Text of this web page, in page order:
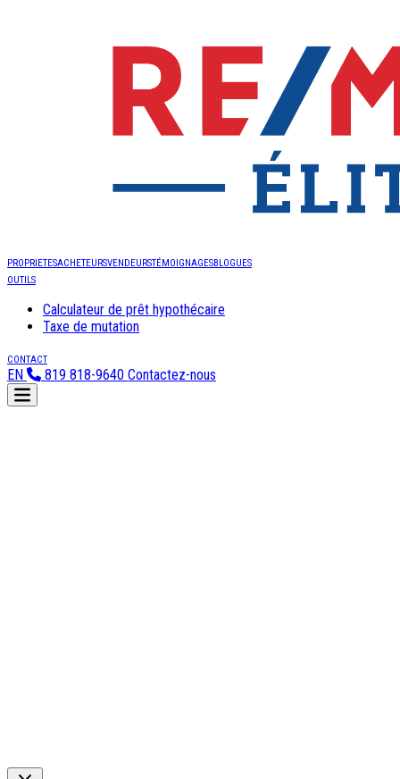
PROPRIETESACHETEURSVENDEURSTÉMOIGNAGESBLOGUES
OUTILS
Calculateur de prêt hypothécaire
Taxe de mutation
CONTACT
EN 819 818-9640 Contactez-nous